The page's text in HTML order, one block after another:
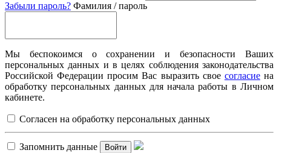
Забыли пароль? Фамилия / пароль
Мы беспокоимся о сохранении и безопасности Ваших
персональных данных и в целях соблюдения законодательства
Российской Федерации просим Вас выразить свое согласиена
обработку персональных данных для начала работы в Личном
кабинете.
Согласен на обработку персональных данных
Запомнить данные Войти